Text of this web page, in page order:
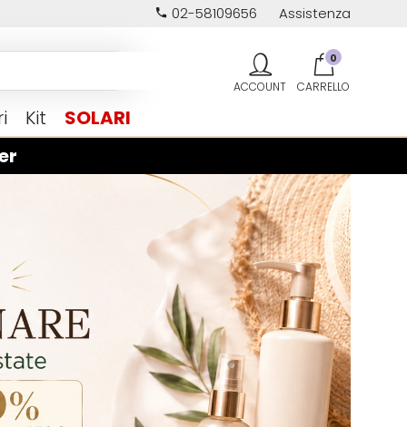
02-58109656 Assistenza
Kit SOLARI
0